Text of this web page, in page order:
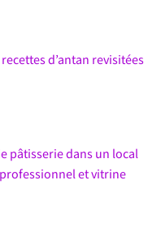
d’antan revisitées
pâtisserie dans un local
et vitrine